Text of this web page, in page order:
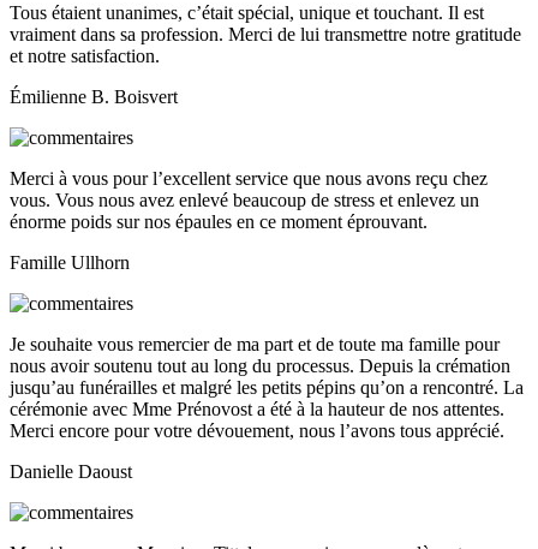
Tous étaient unanimes, c’était spécial, unique et touchant. Il est
vraiment dans sa profession. Merci de lui transmettre notre gratitude
et notre satisfaction.
Émilienne B. Boisvert
Merci à vous pour l’excellent service que nous avons reçu chez
vous. Vous nous avez enlevé beaucoup de stress et enlevez un
énorme poids sur nos épaules en ce moment éprouvant.
Famille Ullhorn
Je souhaite vous remercier de ma part et de toute ma famille pour
nous avoir soutenu tout au long du processus. Depuis la crémation
jusqu’au funérailles et malgré les petits pépins qu’on a rencontré. La
cérémonie avec Mme Prénovost a été à la hauteur de nos attentes.
Merci encore pour votre dévouement, nous l’avons tous apprécié.
Danielle Daoust